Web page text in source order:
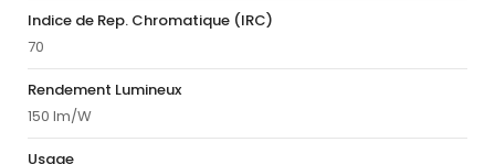
Indice de Rep. Chromatique (IRC)
70
Rendement Lumineux
150 lm/W
Usage